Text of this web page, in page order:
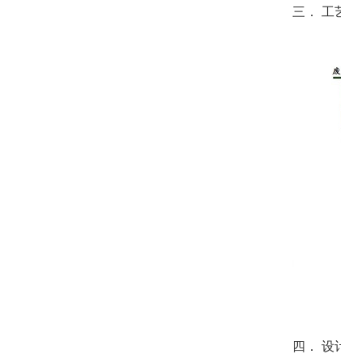
三． 工
四． 设